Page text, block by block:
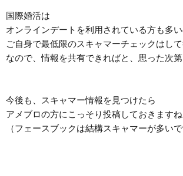
国際婚活は
オンラインデートを利用されている方も多
ご自身で最低限のスキャマーチェックはして
なので、情報を共有できればと、思った次第
今後も、スキャマー情報を見つけたら
アメブロの方にこっそり投稿しておきますね
（フェースブックは結構スキャマーが多いで